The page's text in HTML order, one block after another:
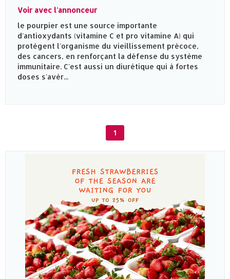
Voir avec l'annonceur
le pourpier est une source importante
d'antioxydants (vitamine C et pro vitamine A) qui
protègent l'organisme du vieillissement précoce,
des cancers, en renforçant la défense du système
immunitaire. C'est aussi un diurétique qui à fortes
doses s'avèr...
1